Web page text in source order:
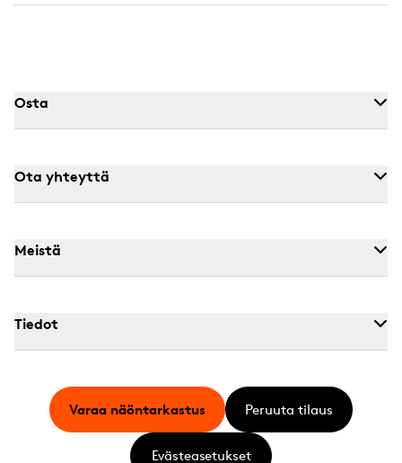
Osta
Ota yhteyttä
Meistä
Tiedot
Varaa näöntarkastus Peruuta tilaus
Evästeasetukset